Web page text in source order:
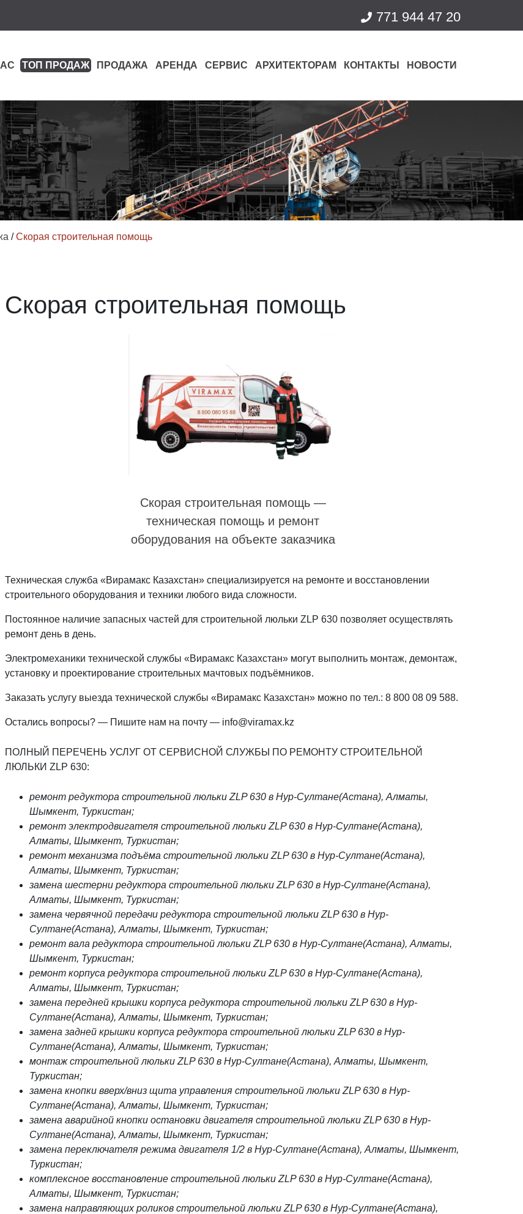
771 944 47 20
ТОП ПРОДАЖ ПРОДАЖА АРЕНДА СЕРВИС АРХИТЕКТОРАМ КОНТАКТЫ НОВОСТИ
/Скорая строительная помощь
Скорая строительная помощь
Скорая строительная помощь —
техническая помощь и ремонт
оборудования на объекте заказчика
Техническая служба «Вирамакс Казахстан» специализируется на ремонте и восстановлении
строительного оборудования и техники любого вида сложности.
Постоянное наличие запасных частей для строительной люльки ZLP 630 позволяет осуществлять
ремонт день в день.
Электромеханики технической службы «Вирамакс Казахстан» могут выполнить монтаж, демонтаж,
установку и проектирование строительных мачтовых подъёмников.
Заказать услугу выезда технической службы «Вирамакс Казахстан» можно по тел.: 8 800 08 09 588.
Остались вопросы? — Пишите нам на почту — info@viramax.kz
ПОЛНЫЙ ПЕРЕЧЕНЬ УСЛУГ ОТ СЕРВИСНОЙ СЛУЖБЫ ПО РЕМОНТУ СТРОИТЕЛЬНОЙ
ЛЮЛЬКИ ZLP 630:
ремонт редуктора строительной люльки ZLP 630 в Нур-Султане(Астана), Алматы,
Шымкент, Туркистан;
ремонт электродвигателя строительной люльки ZLP 630 в Нур-Султане(Астана),
Алматы, Шымкент, Туркистан;
ремонт механизма подъёма строительной люльки ZLP 630 в Нур-Султане(Астана),
Алматы, Шымкент, Туркистан;
замена шестерни редуктора строительной люльки ZLP 630 в Нур-Султане(Астана),
Алматы, Шымкент, Туркистан;
замена червячной передачи редуктора строительной люльки ZLP 630 в Нур-
Султане(Астана), Алматы, Шымкент, Туркистан;
ремонт вала редуктора строительной люльки ZLP 630 в Нур-Султане(Астана), Алматы,
Шымкент, Туркистан;
ремонт корпуса редуктора строительной люльки ZLP 630 в Нур-Султане(Астана),
Алматы, Шымкент, Туркистан;
замена передней крышки корпуса редуктора строительной люльки ZLP 630 в Нур-
Султане(Астана), Алматы, Шымкент, Туркистан;
замена задней крышки корпуса редуктора строительной люльки ZLP 630 в Нур-
Султане(Астана), Алматы, Шымкент, Туркистан;
монтаж строительной люльки ZLP 630 в Нур-Султане(Астана), Алматы, Шымкент,
Туркистан;
замена кнопки вверх/вниз щита управления строительной люльки ZLP 630 в Нур-
Султане(Астана), Алматы, Шымкент, Туркистан;
замена аварийной кнопки остановки двигателя строительной люльки ZLP 630 в Нур-
Султане(Астана), Алматы, Шымкент, Туркистан;
замена переключателя режима двигателя 1/2 в Нур-Султане(Астана), Алматы, Шымкент,
Туркистан;
комплексное восстановление строительной люльки ZLP 630 в Нур-Султане(Астана),
Алматы, Шымкент, Туркистан;
замена направляющих роликов строительной люльки ZLP 630 в Нур-Султане(Астана),